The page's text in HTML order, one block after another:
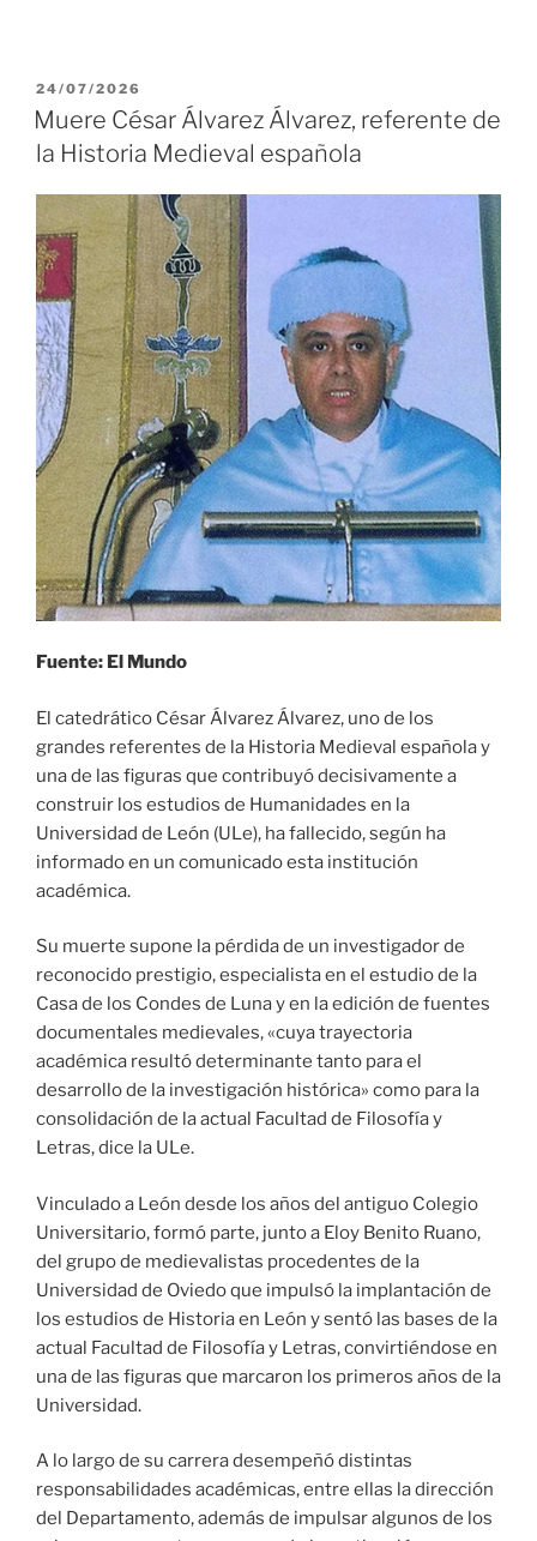
PUBLICADO
EL
24/07/2026
Muere César Álvarez Álvarez, referente de
la Historia Medieval española
Fuente: El Mundo
El catedrático César Álvarez Álvarez, uno de los
grandes referentes de la Historia Medieval española y
una de las figuras que contribuyó decisivamente a
construir los estudios de Humanidades en la
Universidad de León (ULe), ha fallecido, según ha
informado en un comunicado esta institución
académica.
Su muerte supone la pérdida de un investigador de
reconocido prestigio, especialista en el estudio de la
Casa de los Condes de Luna y en la edición de fuentes
documentales medievales, «cuya trayectoria
académica resultó determinante tanto para el
desarrollo de la investigación histórica» como para la
consolidación de la actual Facultad de Filosofía y
Letras, dice la ULe.
Vinculado a León desde los años del antiguo Colegio
Universitario, formó parte, junto a Eloy Benito Ruano,
del grupo de medievalistas procedentes de la
Universidad de Oviedo que impulsó la implantación de
los estudios de Historia en León y sentó las bases de la
actual Facultad de Filosofía y Letras, convirtiéndose en
una de las figuras que marcaron los primeros años de la
Universidad.
A lo largo de su carrera desempeñó distintas
responsabilidades académicas, entre ellas la dirección
del Departamento, además de impulsar algunos de los